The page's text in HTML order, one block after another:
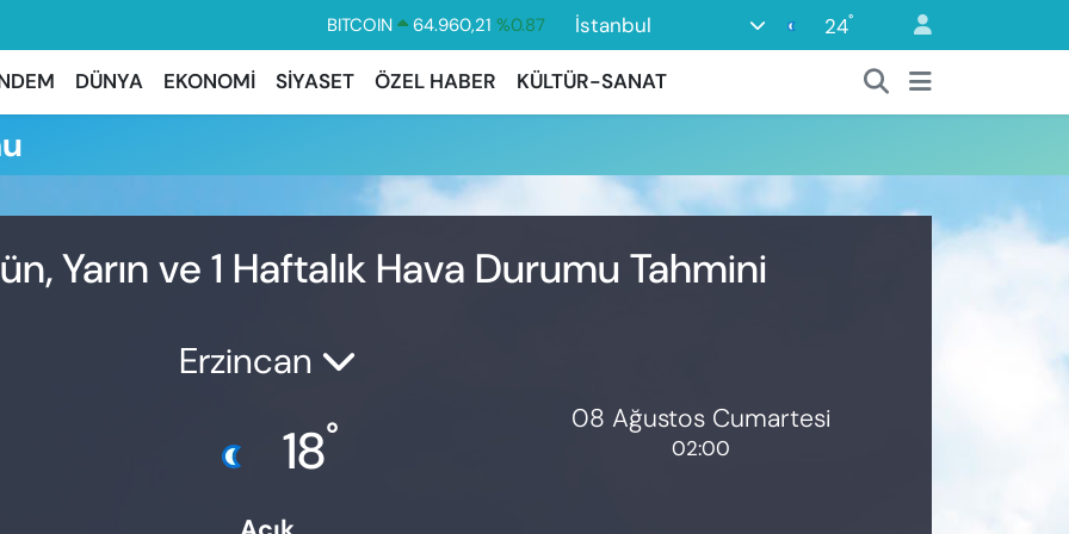
BITCOIN 64.960,21 %0.87
DOLAR
47,7436
%0.18
EURO
55,2510 %0.32
6660.55
İstanbul 24°
DÜNYA EKONOMİ SİYASET ÖZEL HABER KÜLTÜR-SANAT
Yarın ve 1 Haftalık Hava Durumu Tahmini
Erzincan
18° 08 Ağustos Cumartesi
02:00